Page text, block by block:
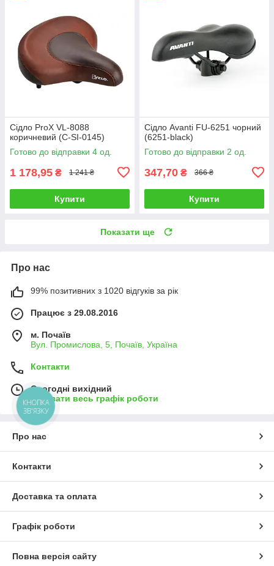
Сідло ProX VL-8088
коричневий (C-SI-0145)
Готово до відправки 4 од.
1 178,95 ₴ 1 241 ₴
Купити
Сідло Avanti FU-6251 чорний
(6251-black)
Готово до відправки 2 од.
347,70 ₴ 366 ₴
Купити
Показати ще
Про нас
99% позитивних з 1020 відгуків за рік
Працює з 29.08.2016
м. Почаїв
Вул. Промислова, 5, Почаїв, Україна
Контакти
Сьогодні вихідний
Показати весь графік роботи
Про нас
Контакти
Доставка та оплата
Графік роботи
Повна версія сайту
КНОПКА
ЗВ'ЯЗКУ